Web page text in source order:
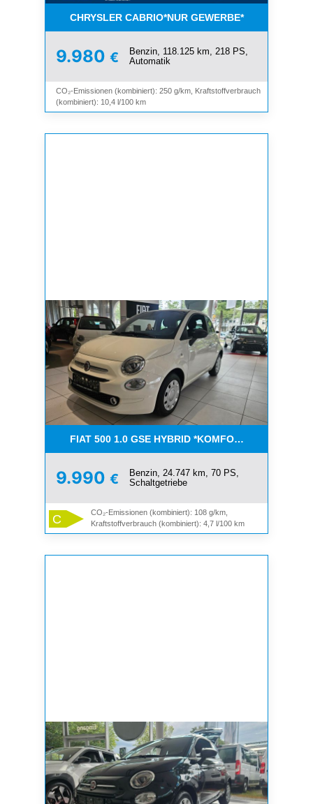
CHRYSLER CABRIO*NUR GEWERBE*
9.980 €
Benzin, 118.125 km, 218 PS,
Automatik
CO₂-Emissionen (kombiniert): 250 g/km, Kraftstoffverbrauch
(kombiniert): 10,4 l/100 km
FIAT 500 1.0 GSE HYBRID *KOMFORT PAKET*CAR-
9.990 €
Benzin, 24.747 km, 70 PS,
Schaltgetriebe
C
CO₂-Emissionen (kombiniert): 108 g/km,
Kraftstoffverbrauch (kombiniert): 4,7 l/100 km